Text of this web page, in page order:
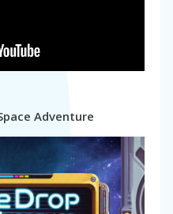
Adventure